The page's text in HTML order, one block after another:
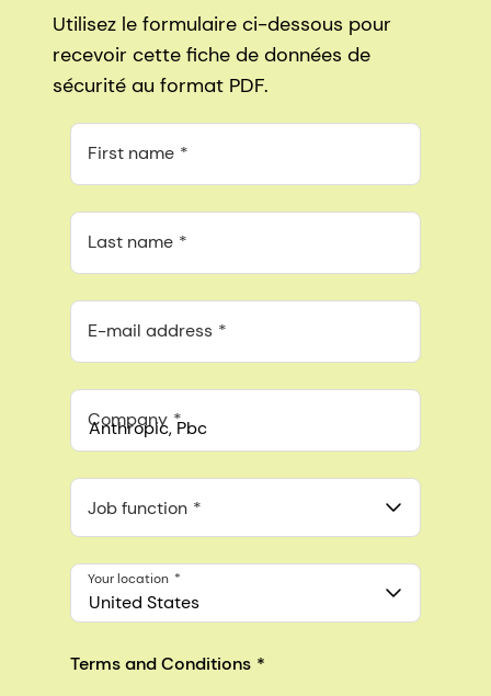
Utilisez le formulaire ci-dessous pour
recevoir cette fiche de données de
sécurité au format PDF.
First name
Last name
E-mail address
Company
548 Market St Pmb 90375, San Francisco, California, US
Job function
United States
Your location
Terms and Conditions